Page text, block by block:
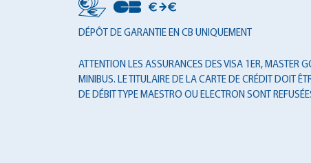
DÉPÔT DE GARANTIE EN CB UNIQUEMENT
ATTENTION LES ASSURANCES DES VISA 1ER, MASTER
MINIBUS. LE TITULAIRE DE LA CARTE DE CRÉDIT DOIT
DE DÉBIT TYPE MAESTRO OU ELECTRON SONT